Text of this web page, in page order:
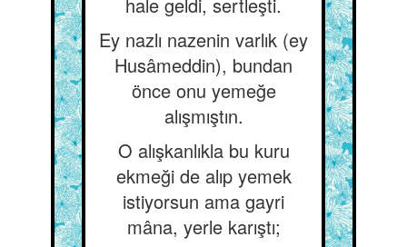
Ey nazlı nazenin varlık (ey
Husâmeddin), bundan
önce onu yemeğe
alışmıştın.
O alışkanlıkla bu kuru
ekmeği de alıp yemek
istiyorsun ama gayri
mâna, yerle karıştı;